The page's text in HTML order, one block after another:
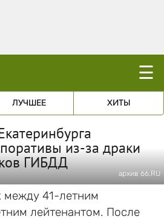
☰
ЛУЧШЕЕ ХИТЫ
из-за драки
ГИБДД
архив 66.RU
между 41-летним
лейтенантом. После